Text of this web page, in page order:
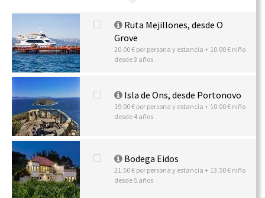
Ruta Mejillones, desde O
Grove
20.00 € por persona y estancia + 10.00 € niño
desde 3 años
Isla de Ons, desde Portonovo
19.00 € por persona y estancia + 10.00 € niño
desde 4 años
Bodega Eidos
21.50 € por persona y estancia + 13.50 € niño
desde 5 años